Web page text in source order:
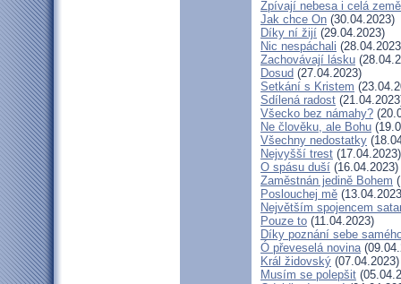
Zpívají nebesa i celá země
Jak chce On (30.04.2023)
Díky ní žijí (29.04.2023)
Nic nespáchali
Zachovávají lásku
Dosud (27.04.2023)
Setkání s Kristem
Sdílená radost
Všecko bez námahy?
Ne člověku, ale Bohu
Všechny nedostatky
Nejvyšší trest (17.04.2023)
O spásu duší (16.04.2023)
Zaměstnán jedině Bohem
Poslouchej mě
Největším spojencem
Pouze to (11.04.2023)
Díky poznání sebe
Ó převeselá novina
Král židovský (07.04.2023)
Musím se polepšit